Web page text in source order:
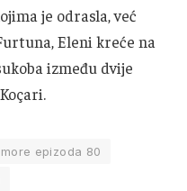
je odrasla, već
Eleni kreće na
između dvije
epizoda 80